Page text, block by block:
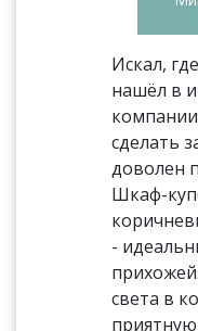
Искал,
нашёл в
сделать
доволен
Шкаф-
-
света в